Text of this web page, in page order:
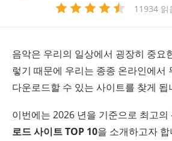
11934 읽
음악은 우리의 일상에서 굉장히 중요
렇기 때문에 우리는 종종 온라인에서
다운로드할 수 있는 사이트를 찾게 됩
이번에는 2026 년을 기준으로 최고의
로드 사이트 TOP 10을 소개하고자